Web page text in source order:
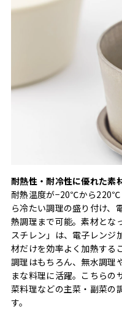
耐熱性・耐冷性に優れた素
耐熱温度が−20℃から220℃
ら冷たい調理の盛り付け、
熱調理まで可能。素材とな
スチレン」は、電子レンジ
材だけを効率よく加熱する
調理はもちろん、無水調理
まな料理に活躍。こちらの
菜料理などの主菜・副菜の
す。